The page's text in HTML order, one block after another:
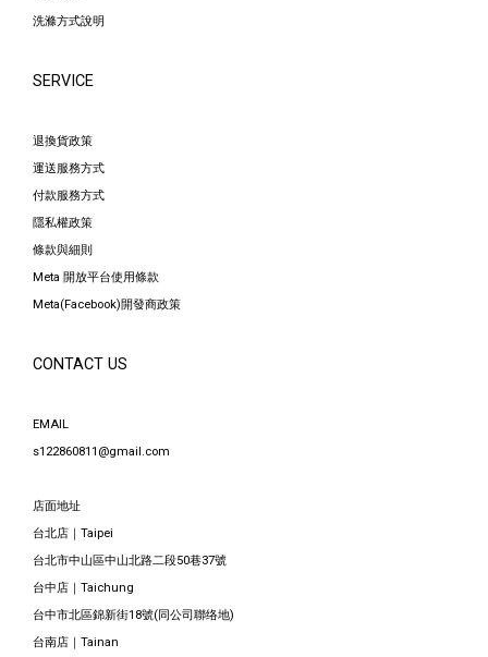
洗滌方式說明
SERVICE
退換貨政策
運送服務方式
付款服務方式
隱私權政策
條款與細則
Meta 開放平台使用條款
Meta(Facebook)開發商政策
CONTACT US
EMAIL
s122860811@gmail.com
店面地址
台北店｜Taipei
台北市中山區中山北路二段50巷37號
台中店｜Taichung
台中市北區錦新街18號(同公司聯络地)
台南店｜Tainan